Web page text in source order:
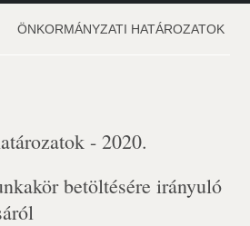
ÖNKORMÁNYZATI HATÁROZATOK
- 2020.
betöltésére irányuló